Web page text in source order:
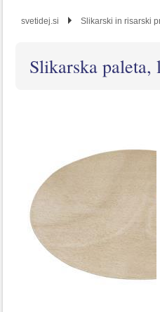
svetidej.si Slikarski in risarski
Slikarska paleta,